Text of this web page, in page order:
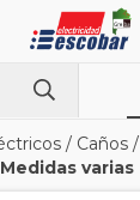
/ Caños /
varias